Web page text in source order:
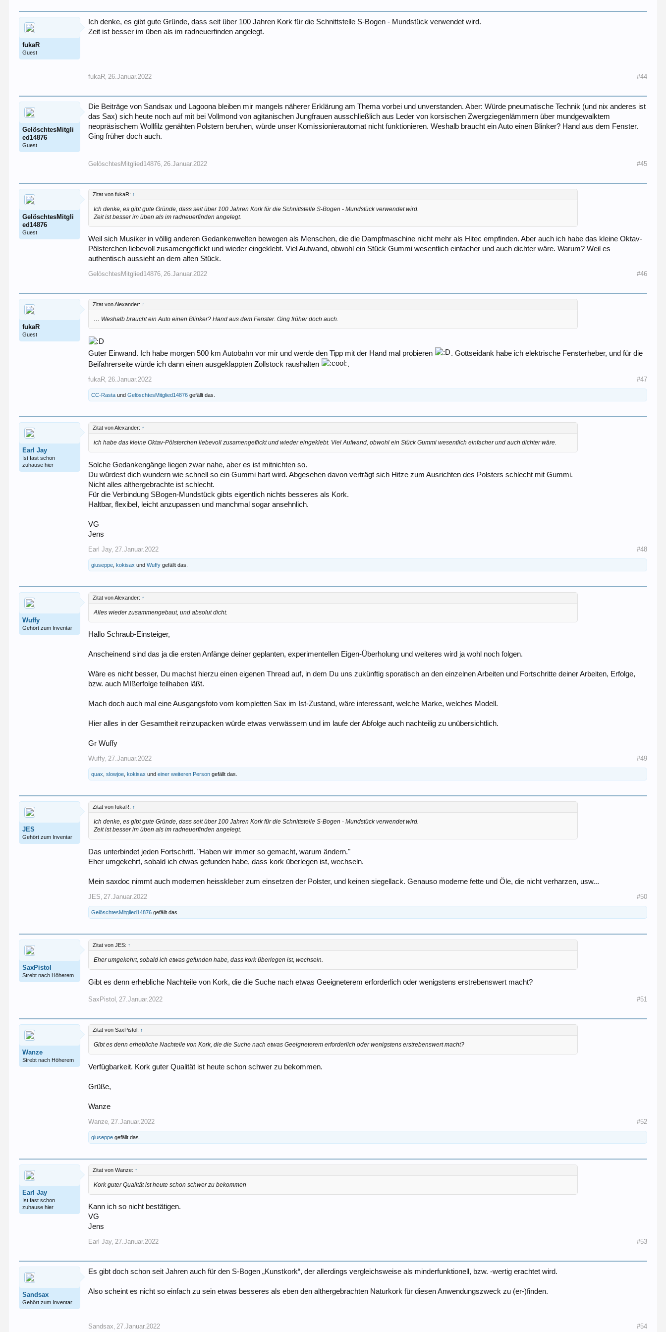
fukaR
Guest
Ich denke, es gibt gute Gründe, dass seit über 100 Jahren Kork für die Schnittstelle S-Bogen - Mundstück verwendet wird.
Zeit ist besser im üben als im radneuerfinden angelegt.
fukaR 26.Januar.2022 #44
GelöschtesMitgli
ed14876
Guest
Die Beiträge von Sandsax und Lagoona bleiben mir mangels näherer Erklärung am Thema vorbei und unverstanden. Aber: Würde pneumatische Technik (und nix anderes ist
das Sax) sich heute noch auf mit bei Vollmond von agitanischen Jungfrauen ausschließlich aus Leder von korsischen Zwergziegenlämmern über mundgewalktem
neopräsischem Wollfilz genähten Polstern beruhen, würde unser Komissionierautomat nicht funktionieren. Weshalb braucht ein Auto einen Blinker? Hand aus dem Fenster.
Ging früher doch auch.
GelöschtesMitglied14876 26.Januar.2022 #45
GelöschtesMitgli
ed14876
Guest
Zitat von fukaR: ↑
Ich denke, es gibt gute Gründe, dass seit über 100 Jahren Kork für die Schnittstelle S-Bogen - Mundstück verwendet wird.
Zeit ist besser im üben als im radneuerfinden angelegt.
Weil sich Musiker in völlig anderen Gedankenwelten bewegen als Menschen, die die Dampfmaschine nicht mehr als Hitec empfinden. Aber auch ich habe das kleine Oktav-
Pölsterchen liebevoll zusamengeflickt und wieder eingeklebt. Viel Aufwand, obwohl ein Stück Gummi wesentlich einfacher und auch dichter wäre. Warum? Weil es
authentisch aussieht an dem alten Stück.
GelöschtesMitglied14876 26.Januar.2022 #46
fukaR
Guest
Zitat von Alexander: ↑
… Weshalb braucht ein Auto einen Blinker? Hand aus dem Fenster. Ging früher doch auch.
Guter Einwand. Ich habe morgen 500 km Autobahn vor mir und werde den Tipp mit der Hand mal probieren
. Gottseidank habe ich elektrische Fensterheber, und für die
Beifahrerseite würde ich dann einen ausgeklappten Zollstock raushalten
.
fukaR 26.Januar.2022 #47
CC-Rasta undGelöschtesMitglied14876 gefällt das.
Earl Jay
Ist fast schon
zuhause hier
Zitat von Alexander: ↑
ich habe das kleine Oktav-Pölsterchen liebevoll zusamengeflickt und wieder eingeklebt. Viel Aufwand, obwohl ein Stück Gummi wesentlich einfacher und auch dichter wäre.
Solche Gedankengänge liegen zwar nahe, aber es ist mitnichten so.
Du würdest dich wundern wie schnell so ein Gummi hart wird. Abgesehen davon verträgt sich Hitze zum Ausrichten des Polsters schlecht mit Gummi.
Nicht alles althergebrachte ist schlecht.
Für die Verbindung SBogen-Mundstück gibts eigentlich nichts besseres als Kork.
Haltbar, flexibel, leicht anzupassen und manchmal sogar ansehnlich.
VG
Jens
Earl Jay 27.Januar.2022 #48
giuseppe ,kokisax undWuffy gefällt das.
Wuffy
Gehört zum Inventar
Zitat von Alexander: ↑
Alles wieder zusammengebaut, und absolut dicht.
Hallo Schraub-Einsteiger,
Anscheinend sind das ja die ersten Anfänge deiner geplanten, experimentellen Eigen-Überholung und weiteres wird ja wohl noch folgen.
Wäre es nicht besser, Du machst hierzu einen eigenen Thread auf, in dem Du uns zukünftig sporatisch an den einzelnen Arbeiten und Fortschritte deiner Arbeiten, Erfolge,
bzw. auch MIßerfolge teilhaben läßt.
Mach doch auch mal eine Ausgangsfoto vom kompletten Sax im Ist-Zustand, wäre interessant, welche Marke, welches Modell.
Hier alles in der Gesamtheit reinzupacken würde etwas verwässern und im laufe der Abfolge auch nachteilig zu unübersichtlich.
Gr Wuffy
Wuffy 27.Januar.2022 #49
quax ,slowjoe kokisax undeiner weiteren Person gefällt das.
JES
Gehört zum Inventar
Zitat von fukaR: ↑
Ich denke, es gibt gute Gründe, dass seit über 100 Jahren Kork für die Schnittstelle S-Bogen - Mundstück verwendet wird.
Zeit ist besser im üben als im radneuerfinden angelegt.
Das unterbindet jeden Fortschritt. "Haben wir immer so gemacht, warum ändern."
Eher umgekehrt, sobald ich etwas gefunden habe, dass kork überlegen ist, wechseln.
Mein saxdoc nimmt auch modernen heisskleber zum einsetzen der Polster, und keinen siegellack. Genauso moderne fette und Öle, die nicht verharzen, usw...
JES 27.Januar.2022 #50
GelöschtesMitglied14876 gefällt das.
SaxPistol
Strebt nach Höherem
Zitat von JES: ↑
Eher umgekehrt, sobald ich etwas gefunden habe, dass kork überlegen ist, wechseln.
Gibt es denn erhebliche Nachteile von Kork, die die Suche nach etwas Geeigneterem erforderlich oder wenigstens erstrebenswert macht?
SaxPistol 27.Januar.2022 #51
Wanze
Strebt nach Höherem
Zitat von SaxPistol: ↑
Gibt es denn erhebliche Nachteile von Kork, die die Suche nach etwas Geeigneterem erforderlich oder wenigstens erstrebenswert macht?
Verfügbarkeit. Kork guter Qualität ist heute schon schwer zu bekommen.
Grüße,
Wanze
Wanze 27.Januar.2022 #52
giuseppe gefällt das.
Earl Jay
Ist fast schon
zuhause hier
Zitat von Wanze: ↑
Kork guter Qualität ist heute schon schwer zu bekommen
Kann ich so nicht bestätigen.
VG
Jens
Earl Jay 27.Januar.2022 #53
Sandsax
Gehört zum Inventar
Es gibt doch schon seit Jahren auch für den S-Bogen „Kunstkork“, der allerdings vergleichsweise als minderfunktionell, bzw. -wertig erachtet wird.
Also scheint es nicht so einfach zu sein etwas besseres als eben den althergebrachten Naturkork für diesen Anwendungszweck zu (er-)finden.
Sandsax 27.Januar.2022 #54